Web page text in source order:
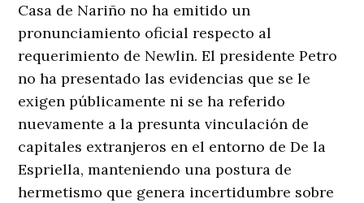
Casa de Nariño no ha emitido un
pronunciamiento oficial respecto al
requerimiento de Newlin. El presidente Petro
no ha presentado las evidencias que se le
exigen públicamente ni se ha referido
nuevamente a la presunta vinculación de
capitales extranjeros en el entorno de De la
Espriella, manteniendo una postura de
hermetismo que genera incertidumbre sobre